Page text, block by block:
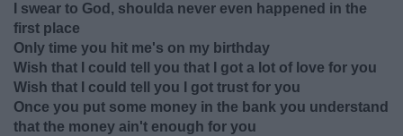
I swear to God, shoulda never even happened in the
first place
Only time you hit me's on my birthday
Wish that I could tell you that I got a lot of love for you
Wish that I could tell you I got trust for you
Once you put some money in the bank you understand
that the money ain't enough for you